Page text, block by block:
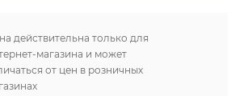
действительна только для
магазина и может
от цен в розничных